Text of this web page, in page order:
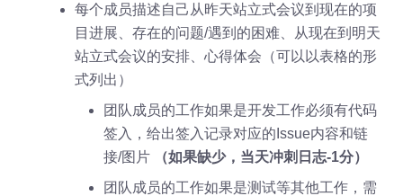
每个成员描述自己从昨天站立式会议到现在的项
目进展、存在的问题/遇到的困难、从现在到明天
站立式会议的安排、心得体会（可以以表格的形
式列出）
团队成员的工作如果是开发工作必须有代码
签入，给出签入记录对应的Issue内容和链
接/图片
（如果缺少，当天冲刺日志-1分）
团队成员的工作如果是测试等其他工作，需